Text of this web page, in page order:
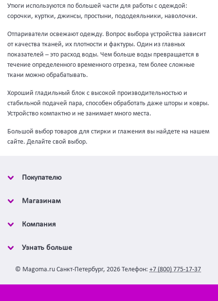
Утюги используются по большей части для работы с одеждой:
сорочки, куртки, джинсы, простыни, пододеяльники, наволочки.
Отпариватели освежают одежду. Вопрос выбора устройства зависит
от качества тканей, их плотности и фактуры. Один из главных
показателей – это расход воды. Чем больше воды превращается в
течение определенного временного отрезка, тем более сложные
ткани можно обрабатывать.
Хороший гладильный блок с высокой производительностью и
стабильной подачей пара, способен обработать даже шторы и ковры.
Устройство компактно и не занимает много места.
Большой выбор товаров для стирки и глажения вы найдете на нашем
сайте. Делайте свой выбор.
Покупателю
Магазинам
Компания
Узнать больше
© Magoma.ru Санкт-Петербург, 2026 Телефон: +7 (800) 775-17-37